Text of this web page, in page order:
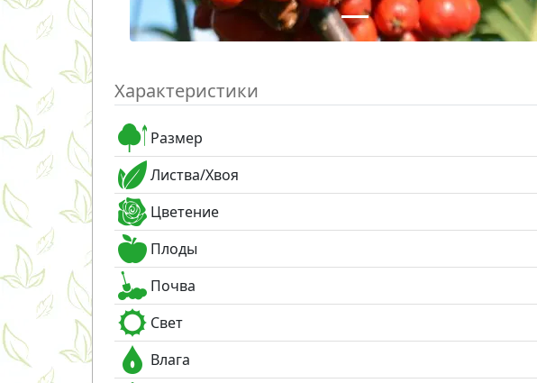
Характеристики
Размер
Листва/Хвоя
Цветение
Плоды
Почва
Свет
Влага